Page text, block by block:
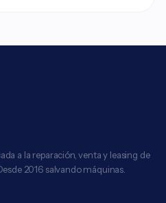
a la reparación, venta y leasing de
2016 salvando máquinas.